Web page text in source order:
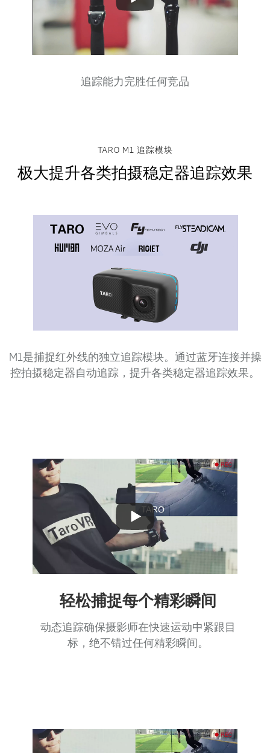
Play
Video
追踪能力完胜任何竞品
TARO M1 追踪模块
极大提升各类拍摄稳定器追踪效果
M1是捕捉红外线的独立追踪模块。通过蓝牙连接并操
控拍摄稳定器自动追踪，提升各类稳定器追踪效果。
Play
Video
轻松捕捉每个精彩瞬间
动态追踪确保摄影师在快速运动中紧跟目
标，绝不错过任何精彩瞬间。